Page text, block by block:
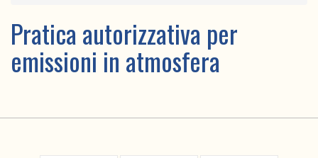
Pratica autorizzativa per
emissioni in atmosfera